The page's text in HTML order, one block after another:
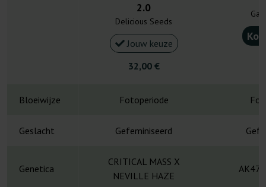
2.0
Delicious Seeds
Jouw keuze
32,00 €
Bloeiwijze Fotoperiode
Geslacht Gefeminiseerd
Genetica
CRITICAL MASS X
NEVILLE HAZE
AK47